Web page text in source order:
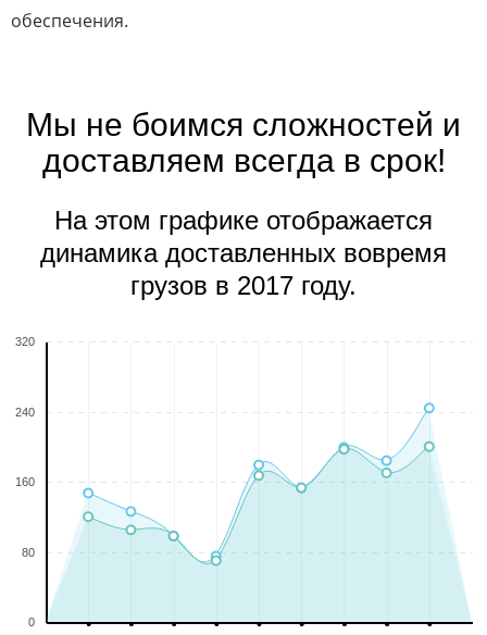
обеспечения.
Мы не боимся сложностей и
доставляем всегда в срок!
На этом графике отображается
динамика доставленных вовремя
грузов в 2017 году.
0
80
160
240
320